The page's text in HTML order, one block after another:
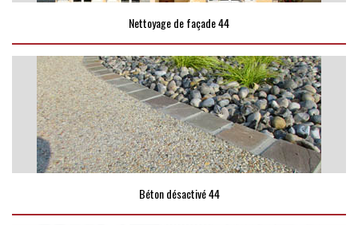
Nettoyage de façade 44
Béton désactivé 44